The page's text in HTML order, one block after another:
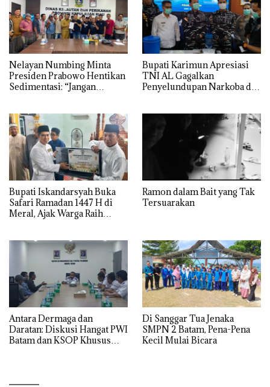
Nelayan Numbing Minta
Presiden Prabowo Hentikan
Sedimentasi: “Jangan
Mencari Makan”
Bupati Karimun Apresiasi
TNI AL Gagalkan
Penyelundupan Narkoba di
Bupati Iskandarsyah Buka
Safari Ramadan 1447 H di
Meral, Ajak Warga Raih
Ramon dalam Bait yang Tak
Tersuarakan
Antara Dermaga dan
Daratan: Diskusi Hangat PWI
Batam dan KSOP Khusus
Di Sanggar Tua Jenaka
SMPN 2 Batam, Pena-Pena
Kecil Mulai Bicara